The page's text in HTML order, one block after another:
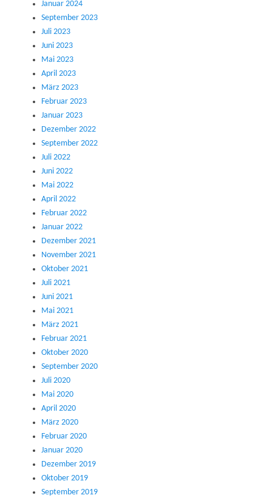
Januar 2024
September 2023
Juli 2023
Juni 2023
Mai 2023
April 2023
März 2023
Februar 2023
Januar 2023
Dezember 2022
September 2022
Juli 2022
Juni 2022
Mai 2022
April 2022
Februar 2022
Januar 2022
Dezember 2021
November 2021
Oktober 2021
Juli 2021
Juni 2021
Mai 2021
März 2021
Februar 2021
Oktober 2020
September 2020
Juli 2020
Mai 2020
April 2020
März 2020
Februar 2020
Januar 2020
Dezember 2019
Oktober 2019
September 2019